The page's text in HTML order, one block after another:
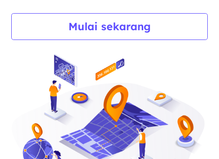
Mulai sekarang